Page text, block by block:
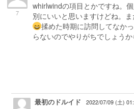
7
whirlwindの項目とかですね。
別にいいと思いますけどね。
揉めた時期に訪問してなか
らないのでやりがちでしょうか
最初のドルイド 2022/07/09 (土)